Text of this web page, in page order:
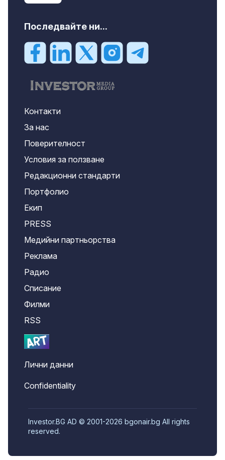
Последвайте ни...
Контакти
За нас
Поверителност
Условия за ползване
Редакционни стандарти
Портфолио
Екип
PRESS
Медийни партньорства
Реклама
Радио
Списание
Филми
RSS
Лични данни
Confidentiality
Investor.BG AD © 2001-2026 bgonair.bg All rights
reserved.